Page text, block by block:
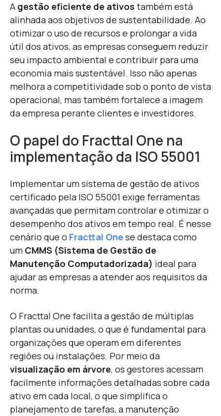
A gestão eficiente de ativos também está
alinhada aos objetivos de sustentabilidade. Ao
otimizar o uso de recursos e prolongar a vida
útil dos ativos, as empresas conseguem reduzir
seu impacto ambiental e contribuir para uma
economia mais sustentável. Isso não apenas
melhora a competitividade sob o ponto de vista
operacional, mas também fortalece a imagem
da empresa perante clientes e investidores.
O papel do Fracttal One na
implementação da ISO 55001
Implementar um sistema de gestão de ativos
certificado pela ISO 55001 exige ferramentas
avançadas que permitam controlar e otimizar o
desempenho dos ativos em tempo real. É nesse
cenário que o Fracttal One se destaca como
um CMMS (Sistema de Gestão de
Manutenção Computadorizada) ideal para
ajudar as empresas a atender aos requisitos da
norma.
O Fracttal One facilita a gestão de múltiplas
plantas ou unidades, o que é fundamental para
organizações que operam em diferentes
regiões ou instalações. Por meio da
visualização em árvore, os gestores acessam
facilmente informações detalhadas sobre cada
ativo em cada local, o que simplifica o
planejamento de tarefas, a manutenção